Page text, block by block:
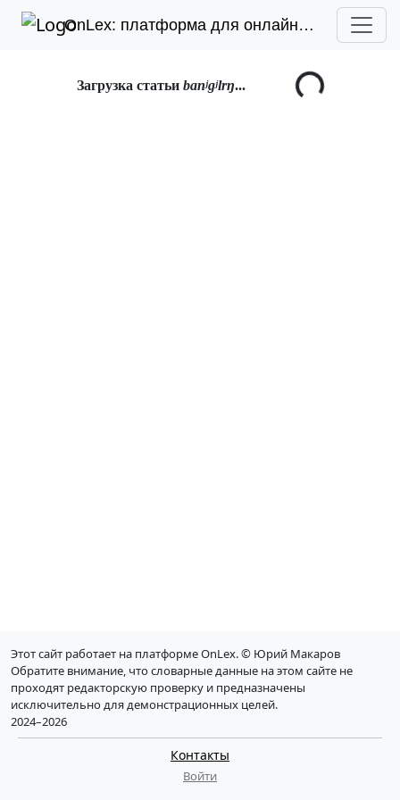
OnLex: платформа для онлайн-лексикографии
Загрузка статьи banʲgʲlrŋ...
Этот сайт работает на платформе OnLex. © Юрий Макаров
Обратите внимание, что словарные данные на этом сайте не
проходят редакторскую проверку и предназначены
исключительно для демонстрационных целей.
2024–2026
Контакты
Войти